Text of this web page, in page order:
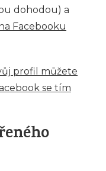
dohodou) a
Facebooku
profil můžete
se tím